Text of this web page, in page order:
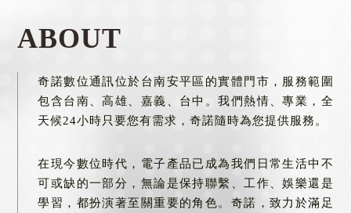
安平區手機買賣
台南門號申辦
ABOUT
奇諾數位通訊位於台南安平區的實體門市，服務範圍
包含台南、高雄、嘉義、台中。我們熱情、專業，全
天候24小時只要您有需求，奇諾隨時為您提供服務。
在現今數位時代，電子產品已成為我們日常生活中不
可或缺的一部分，無論是保持聯繫、工作、娛樂還是
學習，都扮演著至關重要的角色。奇諾，致力於滿足